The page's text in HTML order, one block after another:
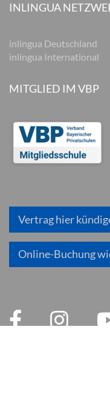
INLINGUA
inlingua Deutschland
inlingua International
MITGLIED IM VBP
Vertrag hier
Online-Buchung